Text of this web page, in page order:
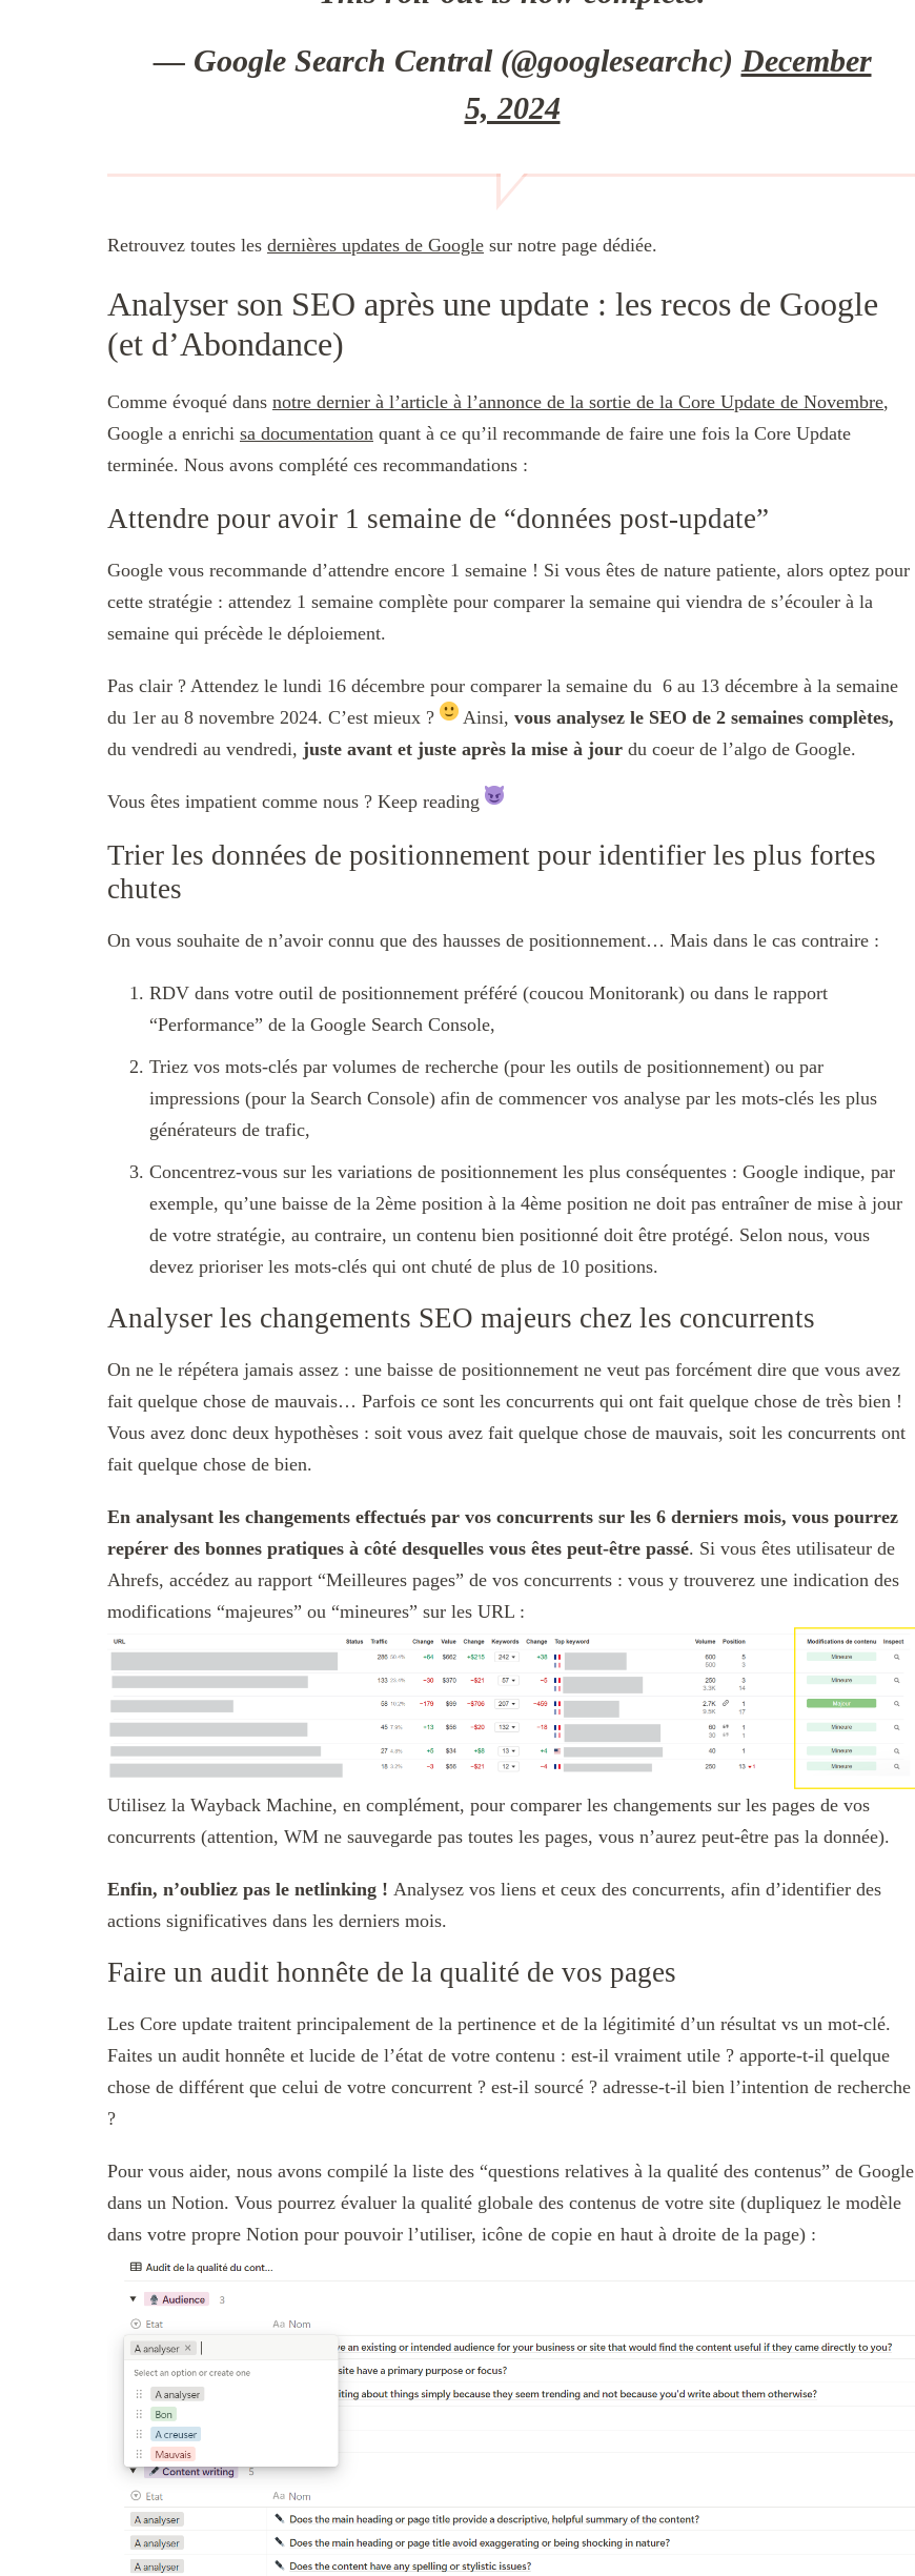
— Google Search Central (@googlesearchc) December
5, 2024
Retrouvez toutes les dernières updates de Google sur notre page dédiée.
Analyser son SEO après une update : les recos de Google
(et d’Abondance)
Comme évoqué dans notre dernier à l’article à l’annonce de la sortie de la Core Update de Novembre,
Google a enrichi sa documentation quant à ce qu’il recommande de faire une fois la Core Update
terminée. Nous avons complété ces recommandations :
Attendre pour avoir 1 semaine de “données post-update”
Google vous recommande d’attendre encore 1 semaine ! Si vous êtes de nature patiente, alors optez pour
cette stratégie : attendez 1 semaine complète pour comparer la semaine qui viendra de s’écouler à la
semaine qui précède le déploiement.
Pas clair ? Attendez le lundi 16 décembre pour comparer la semaine du 6 au 13 décembre à la semaine
du 1er au 8 novembre 2024. C’est mieux ?
Ainsi, vous analysez le SEO de 2 semaines complètes,
du vendredi au vendredi, juste avant et juste après la mise à jour du coeur de l’algo de Google.
Vous êtes impatient comme nous ? Keep reading
Trier les données de positionnement pour identifier les plus fortes
chutes
On vous souhaite de n’avoir connu que des hausses de positionnement… Mais dans le cas contraire :
RDV dans votre outil de positionnement préféré (coucou Monitorank) ou dans le rapport
“Performance” de la Google Search Console,
Triez vos mots-clés par volumes de recherche (pour les outils de positionnement) ou par
impressions (pour la Search Console) afin de commencer vos analyse par les mots-clés les plus
générateurs de trafic,
Concentrez-vous sur les variations de positionnement les plus conséquentes : Google indique, par
exemple, qu’une baisse de la 2ème position à la 4ème position ne doit pas entraîner de mise à jour
de votre stratégie, au contraire, un contenu bien positionné doit être protégé. Selon nous, vous
devez prioriser les mots-clés qui ont chuté de plus de 10 positions.
Analyser les changements SEO majeurs chez les concurrents
On ne le répétera jamais assez : une baisse de positionnement ne veut pas forcément dire que vous avez
fait quelque chose de mauvais… Parfois ce sont les concurrents qui ont fait quelque chose de très bien !
Vous avez donc deux hypothèses : soit vous avez fait quelque chose de mauvais, soit les concurrents ont
fait quelque chose de bien.
En analysant les changements effectués par vos concurrents sur les 6 derniers mois, vous pourrez
repérer des bonnes pratiques à côté desquelles vous êtes peut-être passé. Si vous êtes utilisateur de
Ahrefs, accédez au rapport “Meilleures pages” de vos concurrents : vous y trouverez une indication des
modifications “majeures” ou “mineures” sur les URL :
Utilisez la Wayback Machine, en complément, pour comparer les changements sur les pages de vos
concurrents (attention, WM ne sauvegarde pas toutes les pages, vous n’aurez peut-être pas la donnée).
Enfin, n’oubliez pas le netlinking ! Analysez vos liens et ceux des concurrents, afin d’identifier des
actions significatives dans les derniers mois.
Faire un audit honnête de la qualité de vos pages
Les Core update traitent principalement de la pertinence et de la légitimité d’un résultat vs un mot-clé.
Faites un audit honnête et lucide de l’état de votre contenu : est-il vraiment utile ? apporte-t-il quelque
chose de différent que celui de votre concurrent ? est-il sourcé ? adresse-t-il bien l’intention de recherche
?
Pour vous aider, nous avons compilé la liste des “questions relatives à la qualité des contenus” de Google
dans un Notion. Vous pourrez évaluer la qualité globale des contenus de votre site (dupliquez le modèle
dans votre propre Notion pour pouvoir l’utiliser, icône de copie en haut à droite de la page) :